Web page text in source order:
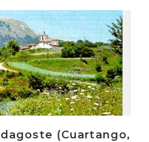
(Cuartango,